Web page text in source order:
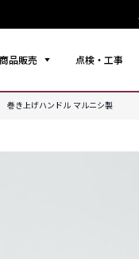
商品販売 点検・工事
巻き上げハンドル マルニシ製